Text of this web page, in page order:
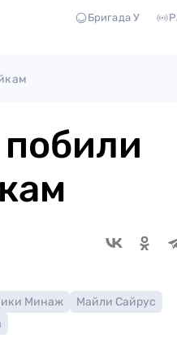
Бригада У
Минаж
Майли Сайрус